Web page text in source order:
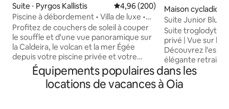
Suite ⋅ Pyrgos Kallistis Évaluation moyenne sur la
4,96 (200)
Piscine à débordement • Villa de luxe •
Vue sur la mer
Profitez de couchers de soleil à couper
le souffle et d'une vue panoramique sur
la Caldeira, le volcan et la mer Égée
depuis votre piscine privée et votre
terrasse. Située à Pyrgos, Vista Dall Alto
allie intimité, confort et accès facile à
tous les coins de Santorin. La villa dispose
Maison cycladique
Suite Junior
Santorin
Suite troglodyte
privé | Vue sur la
Découvrez
élégante retraite
parfait de
calme moderne,
pour les couples
Équipements populaires dans les
locations de vacances à Oia